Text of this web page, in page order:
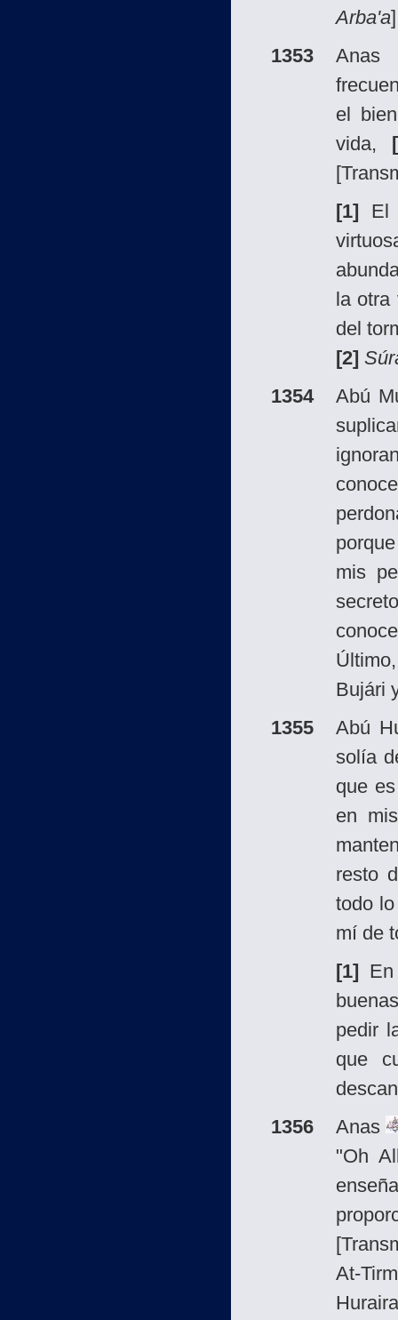
Arba'a
1353
Anas
el
vida,
[1] El
la otra
del
[2]
1354
Abú
mis
Bujári
1355
Abú
solía
que
en
resto
todo
mí de
[1]
pedir
que
1356
Anas
"Oh
At-